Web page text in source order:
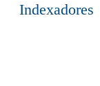
Indexadores